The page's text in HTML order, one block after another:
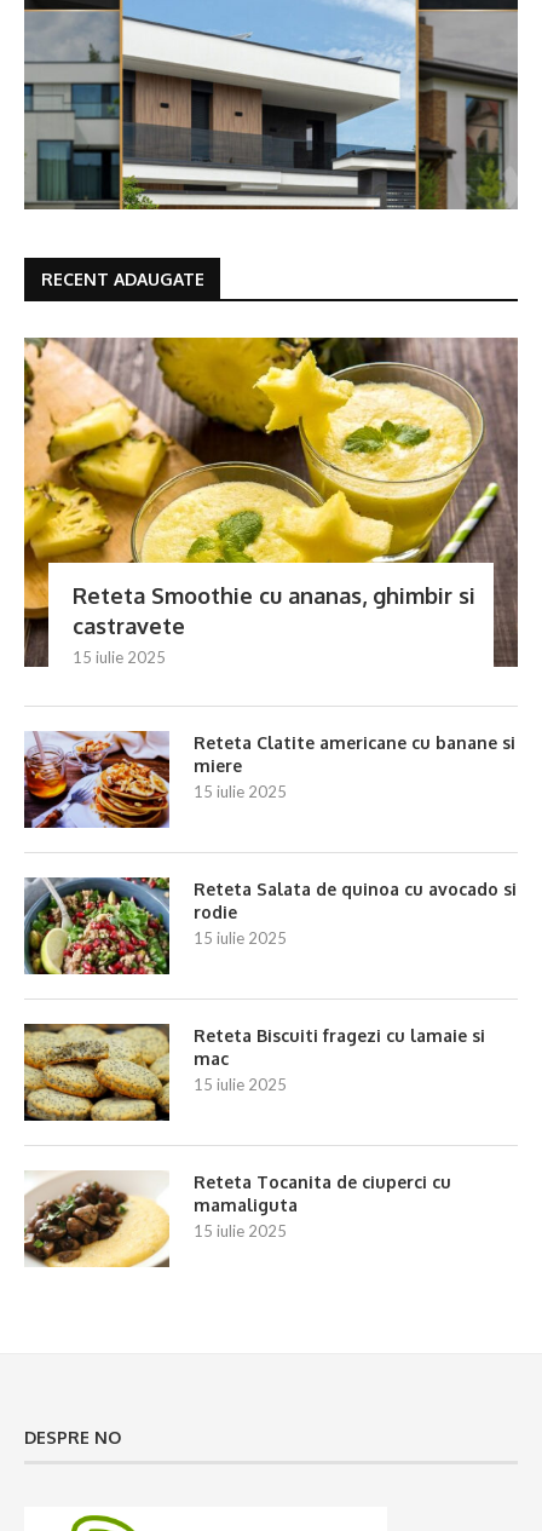
RECENT ADAUGATE
Reteta Smoothie cu ananas, ghimbir si
castravete
15 iulie 2025
Reteta Clatite americane cu banane si
miere
15 iulie 2025
Reteta Salata de quinoa cu avocado si
rodie
15 iulie 2025
Reteta Biscuiti fragezi cu lamaie si
mac
15 iulie 2025
Reteta Tocanita de ciuperci cu
mamaliguta
15 iulie 2025
DESPRE NO